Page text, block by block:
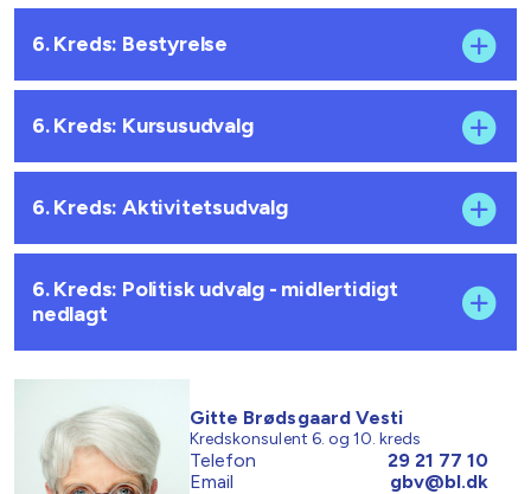
6. Kreds: Bestyrelse
6. Kreds: Kursusudvalg
6. Kreds: Aktivitetsudvalg
6. Kreds: Politisk udvalg - midlertidigt
nedlagt
Gitte Brødsgaard Vesti
Kredskonsulent 6. og 10. kreds
Telefon
29 21 77 10
Email
gbv@bl.dk